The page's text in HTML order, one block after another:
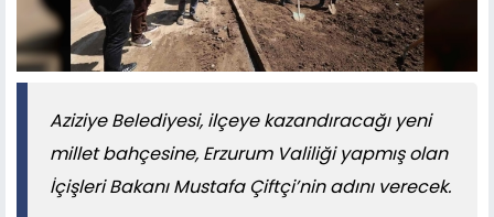
Aziziye Belediyesi, ilçeye kazandıracağı yeni
millet bahçesine, Erzurum Valiliği yapmış olan
İçişleri Bakanı Mustafa Çiftçi’nin adını verecek.